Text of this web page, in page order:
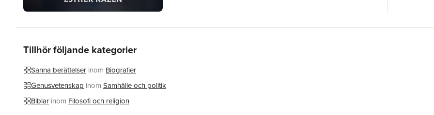
Tillhör följande kategorier
Sanna berättelser inom Biografier
Genusvetenskap inom Samhälle och politik
Biblar inom Filosofi och religion